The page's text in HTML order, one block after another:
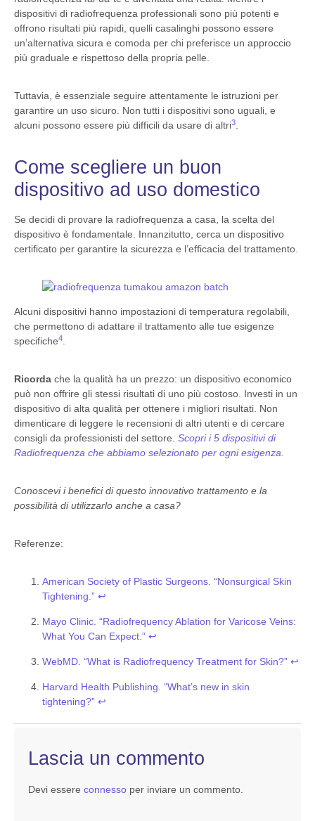
dispositivi di radiofrequenza professionali sono più potenti e
offrono risultati più rapidi, quelli casalinghi possono essere
un’alternativa sicura e comoda per chi preferisce un approccio
più graduale e rispettoso della propria pelle.
Tuttavia, è essenziale seguire attentamente le istruzioni per
garantire un uso sicuro. Non tutti i dispositivi sono uguali, e
alcuni possono essere più difficili da usare di altri3.
Come scegliere un buon
dispositivo ad uso domestico
Se decidi di provare la radiofrequenza a casa, la scelta del
dispositivo è fondamentale. Innanzitutto, cerca un dispositivo
certificato per garantire la sicurezza e l’efficacia del trattamento.
Alcuni dispositivi hanno impostazioni di temperatura regolabili,
che permettono di adattare il trattamento alle tue esigenze
specifiche4.
Ricorda che la qualità ha un prezzo: un dispositivo economico
può non offrire gli stessi risultati di uno più costoso. Investi in un
dispositivo di alta qualità per ottenere i migliori risultati. Non
dimenticare di leggere le recensioni di altri utenti e di cercare
consigli da professionisti del settore. Scopri i 5 dispositivi di
Radiofrequenza che abbiamo selezionato per ogni esigenza.
Conoscevi i benefici di questo innovativo trattamento e la
possibilità di utilizzarlo anche a casa?
Referenze:
American Society of Plastic Surgeons. “Nonsurgical Skin
Tightening.” ↩
Mayo Clinic. “Radiofrequency Ablation for Varicose Veins:
What You Can Expect.” ↩
WebMD. “What is Radiofrequency Treatment for Skin?” ↩
Harvard Health Publishing. “What’s new in skin
tightening?” ↩
Lascia un commento
Devi essere connesso per inviare un commento.